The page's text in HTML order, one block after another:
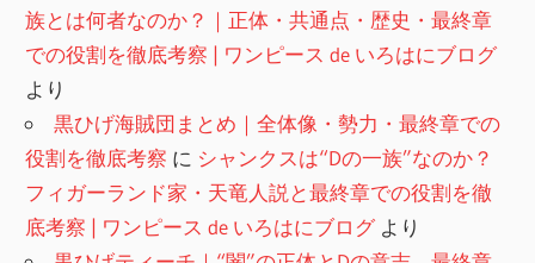
族とは何者なのか？｜正体・共通点・歴史・最終章
での役割を徹底考察 | ワンピース de いろはにブログ
より
黒ひげ海賊団まとめ｜全体像・勢力・最終章での
役割を徹底考察 に シャンクスは“Dの一族”なのか？
フィガーランド家・天竜人説と最終章での役割を徹
底考察 | ワンピース de いろはにブログより